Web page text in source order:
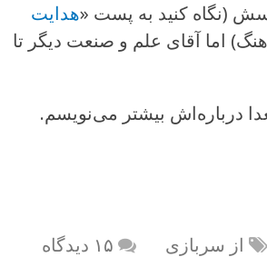
(نگاه کنید به پست «هدایت
اما آقای علم و صنعت دیگر تا
درباره‌اش بیشتر می‌نویسم.
از سربازی
۱۵ دیدگاه